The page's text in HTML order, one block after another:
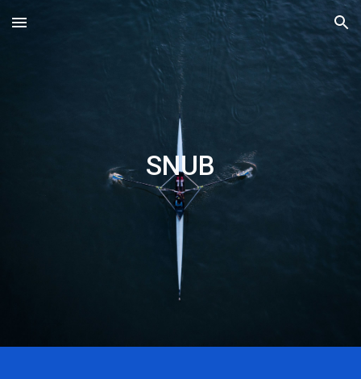
Skip to main content Skip to navigation
SNUB